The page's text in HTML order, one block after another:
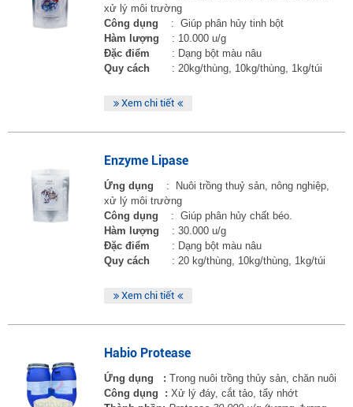
xử lý môi trường
Công dụng : Giúp phân hủy tinh bột
Hàm lượng : 10.000 u/g
Đặc điểm
: Dạng bột màu nâu
Quy cách : 20kg/thùng, 10kg/thùng, 1kg/túi
Xem chi tiết
Enzyme Lipase
Ứng dụng : Nuôi trồng thuỷ sản, nông nghiệp,
xử lý môi trường
Công dụng : Giúp phân hủy chất béo.
Hàm lượng : 30.000 u/g
Đặc điểm
: Dạng bột màu nâu
Quy cách : 20 kg/thùng, 10kg/thùng, 1kg/túi
Xem chi tiết
Habio Protease
Ứng dụng : Trong nuôi trồng thủy sản, chăn nuôi
Công dụng : Xử lý đáy, cắt tảo, tẩy nhớt